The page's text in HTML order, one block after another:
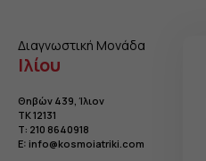
Διαγνωστική Μονάδα
Ιλίου
Θηβών 439, Ίλιον
TK 12131
Τ: 210 8640918
E: info@kosmoiatriki.com